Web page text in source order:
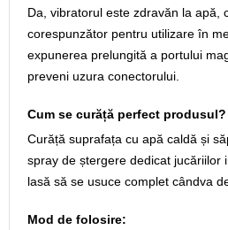
Da, vibratorul este zdravăn la apă,
corespunzător pentru utilizare în
expunerea prelungită a portului
preveni uzura conectorului.
Cum se curăță perfect produsul?
Curăță suprafața cu apă caldă și
spray de ștergere dedicat jucăriilor
lasă să se usuce complet cândva
Mod de folosire: